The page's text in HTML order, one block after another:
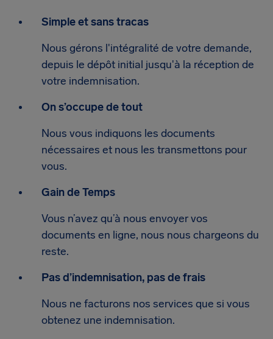
Simple et sans tracas
Nous gérons l'intégralité de votre demande,
depuis le dépôt initial jusqu'à la réception de
votre indemnisation.
On s’occupe de tout
Nous vous indiquons les documents
nécessaires et nous les transmettons pour
vous.
Gain de Temps
Vous n’avez qu’à nous envoyer vos
documents en ligne, nous nous chargeons du
reste.
Pas d’indemnisation, pas de frais
Nous ne facturons nos services que si vous
obtenez une indemnisation.